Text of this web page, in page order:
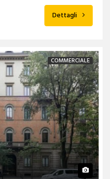
Dettagli
COMMERCIALE